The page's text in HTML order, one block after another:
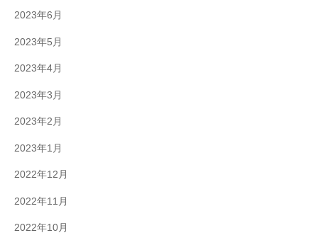
2023年6月
2023年5月
2023年4月
2023年3月
2023年2月
2023年1月
2022年12月
2022年11月
2022年10月